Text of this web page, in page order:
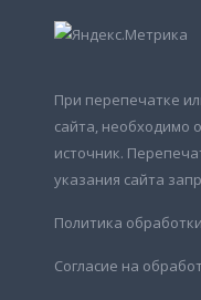
При перепечатке
сайта, необходимо
источник.
указания сайта
Политика
Согласие на